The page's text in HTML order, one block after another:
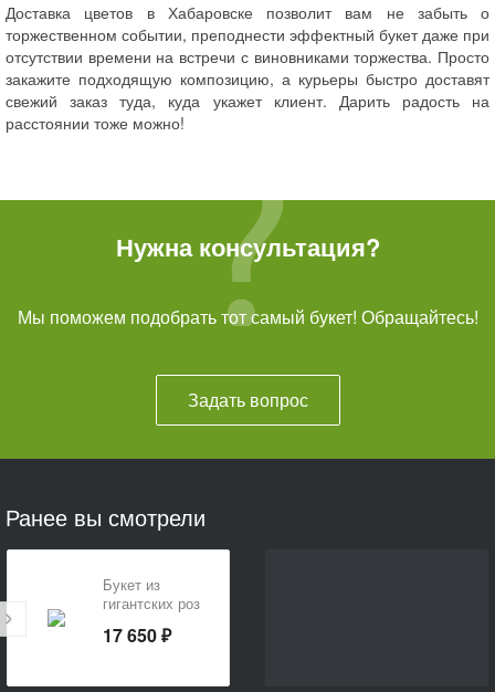
Доставка цветов в Хабаровске позволит вам не забыть о
торжественном событии, преподнести эффектный букет даже при
отсутствии времени на встречи с виновниками торжества. Просто
закажите подходящую композицию, а курьеры быстро доставят
свежий заказ туда, куда укажет клиент. Дарить радость на
расстоянии тоже можно!
Нужна консультация?
Мы поможем подобрать тот самый букет! Обращайтесь!
Задать вопрос
Ранее вы смотрели
Букет из
гигантских роз
17 650 ₽